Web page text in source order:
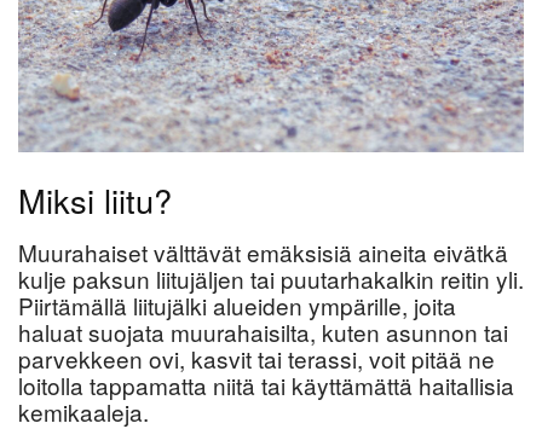
Miksi liitu?
Muurahaiset välttävät emäksisiä aineita eivätkä
kulje paksun liitujäljen tai puutarhakalkin reitin yli.
Piirtämällä liitujälki alueiden ympärille, joita
haluat suojata muurahaisilta, kuten asunnon tai
parvekkeen ovi, kasvit tai terassi, voit pitää ne
loitolla tappamatta niitä tai käyttämättä haitallisia
kemikaaleja.